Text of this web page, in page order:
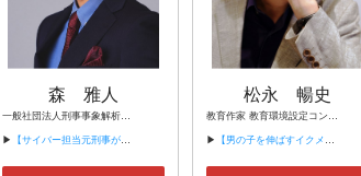
森 雅人
一般社団法人刑事事象解析研究所（ケイジケン） 代表理事
▶ 【サイバー担当元刑事が教える 企業を狙う サイバーリスク・ネット犯罪の手口と対策】
松永 暢史
教育作家 教育環境設定コンサルタント 音読道場指導者養成講座主任講師
▶ 【男の子を伸ばすイクメンはここが違う!】